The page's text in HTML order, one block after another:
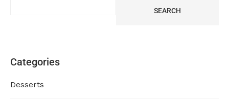
SEARCH
Categories
Desserts